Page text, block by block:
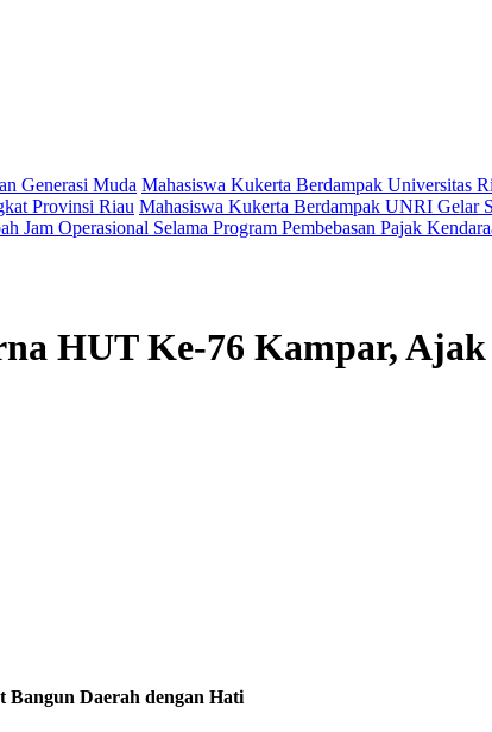
Generasi Muda Mahasiswa Kukerta Berdampak Universitas
Provinsi Riau Mahasiswa Kukerta Berdampak UNRI Gelar
Jam Operasional Selama Program Pembebasan Pajak
HUT Ke-76 Kampar,
Daerah dengan Hati